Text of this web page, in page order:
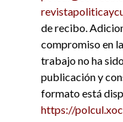
de recibo.
compromiso en
trabajo no ha
publicación y
formato está
https://